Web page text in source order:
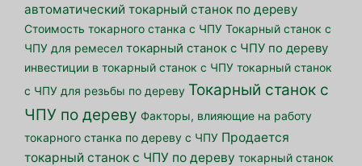
автоматический токарный станок по дереву
Стоимость токарного станка с ЧПУ Токарный станок с
ЧПУ для ремесел токарный станок с ЧПУ по дереву
инвестиции в токарный станок с ЧПУ токарный станок
с ЧПУ для резьбы по дереву Токарный станок с
ЧПУ по дереву Факторы, влияющие на работу
токарного станка по дереву с ЧПУ Продается
токарный станок с ЧПУ по дереву токарный станок